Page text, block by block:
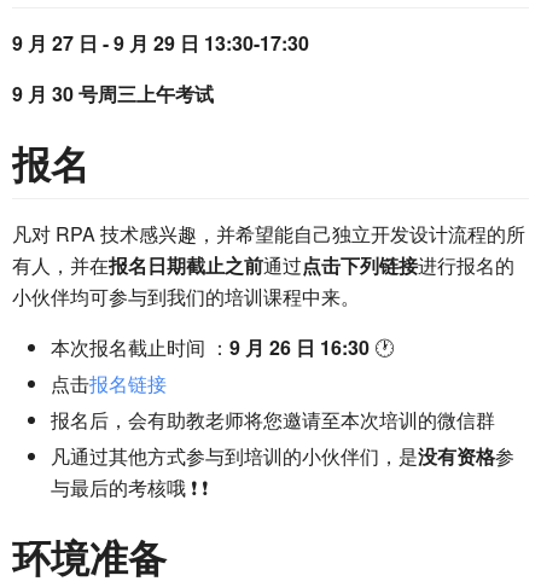
9 月 27 日 - 9 月 29 日 13:30-17:30
9 月 30 号周三上午考试
报名
凡对 RPA 技术感兴趣，并希望能自己独立开发设计流程的所
有人，并在报名日期截止之前通过点击下列链接进行报名的
小伙伴均可参与到我们的培训课程中来。
本次报名截止时间 ： 9 月 26 日 16:30 🕐
点击报名链接
报名后，会有助教老师将您邀请至本次培训的微信群
凡通过其他方式参与到培训的小伙伴们，是没有资格参
与最后的考核哦 ❗ ❗
环境准备